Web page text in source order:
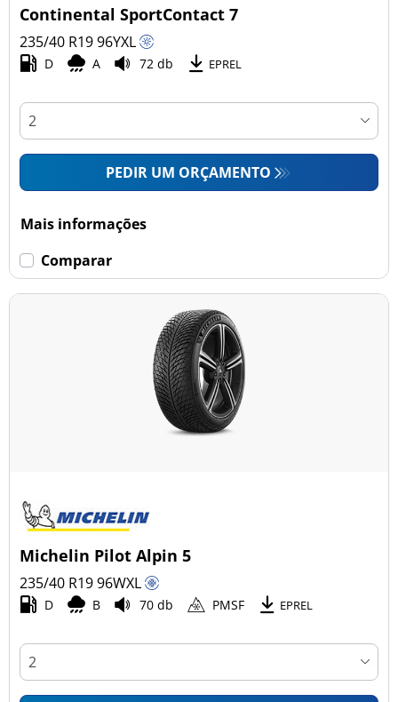
Continental SportContact 7
235/40 R1996YXL
D A 72 db EPREL
PEDIR UM ORÇAMENTO
Mais informações
Comparar
Michelin Pilot Alpin 5
235/40 R1996WXL
D B 70 db PMSF EPREL